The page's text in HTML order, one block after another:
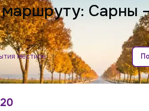
маршруту:
местное